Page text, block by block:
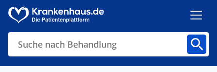
Suche nach Behandlung